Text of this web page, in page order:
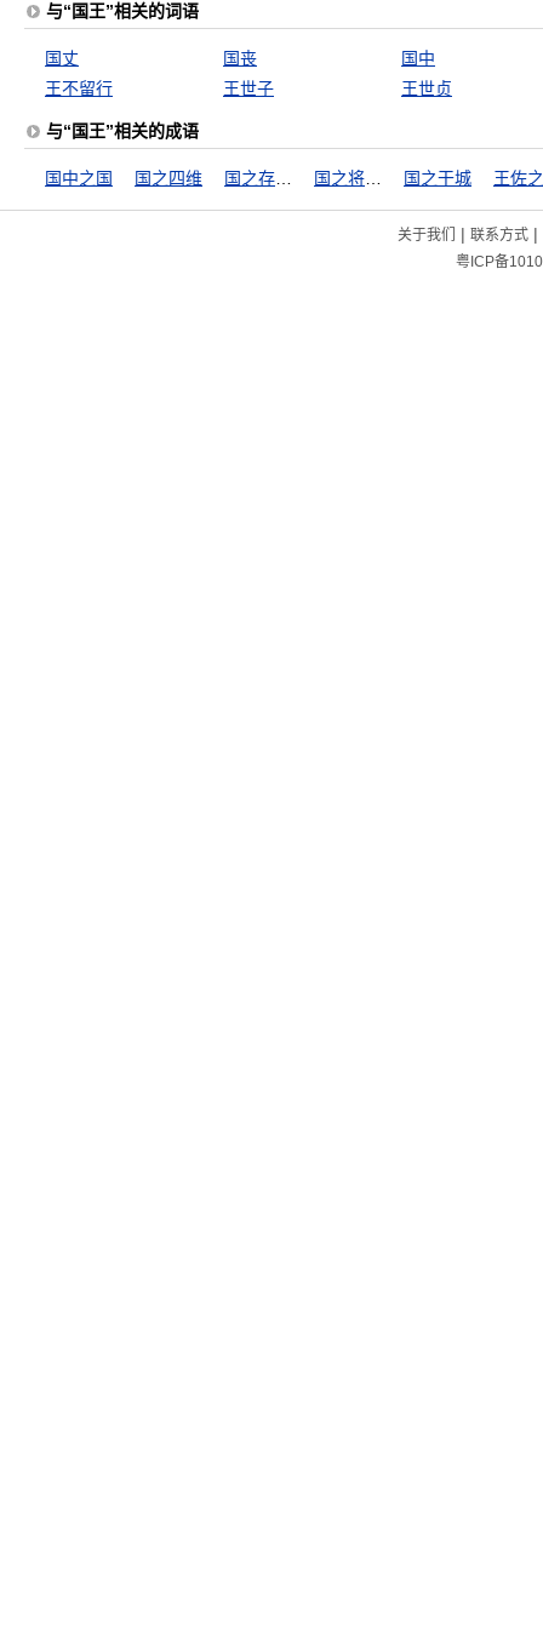
与“国王”相关的词语
国丈 国丧
国中
王不留行
王世子 王世贞
与“国王”相关的成语
国中之国 国之四维 国之干城 王佐
关于我们 | 联系方式|
粤ICP备